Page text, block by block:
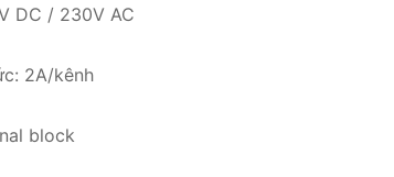
DC / 230V AC
2A/kênh
block